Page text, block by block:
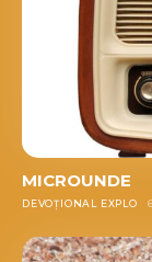
MICROUNDE
DEVOȚIONAL EXPLO